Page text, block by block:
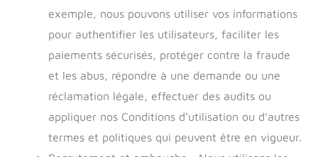
exemple, nous pouvons utiliser vos informations
pour authentifier les utilisateurs, faciliter les
paiements sécurisés, protéger contre la fraude
et les abus, répondre à une demande ou une
réclamation légale, effectuer des audits ou
appliquer nos Conditions d’utilisation ou d’autres
termes et politiques qui peuvent être en vigueur.